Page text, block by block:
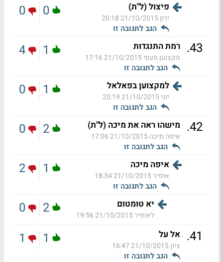
פיצול (ל"ת)
ירון21/10/2015 20:18
הגב לתגובה זו
0
0
43
. רמת התנגדות
מקצוען מעוף21/10/2015 17:16
הגב לתגובה זו
1
4
למקצוען בפאלאל
יוני21/10/2015 20:19
הגב לתגובה זו
1
0
42
. מישהו ראה את מיכה (ל"ת)
איפה מיכה21/10/2015 17:06
הגב לתגובה זו
2
0
איפה מיכה
אופיר21/10/2015 18:34
הגב לתגובה זו
1
2
יא טומטום
לאופיר21/10/2015 19:56
2
0
41
. אל על
ציון21/10/2015 16:47
הגב לתגובה זו
1
1